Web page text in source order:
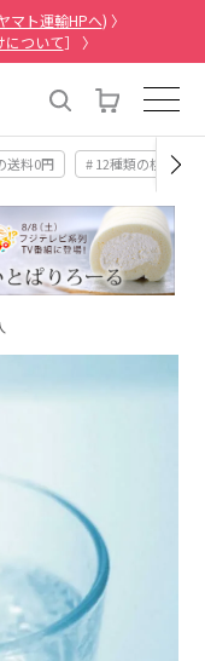
マト運輸HPへ) 〉
について］ 〉
送料0円 # 12種類の桃